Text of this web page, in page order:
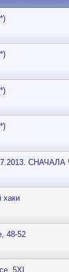
хаки
48-52
5XL